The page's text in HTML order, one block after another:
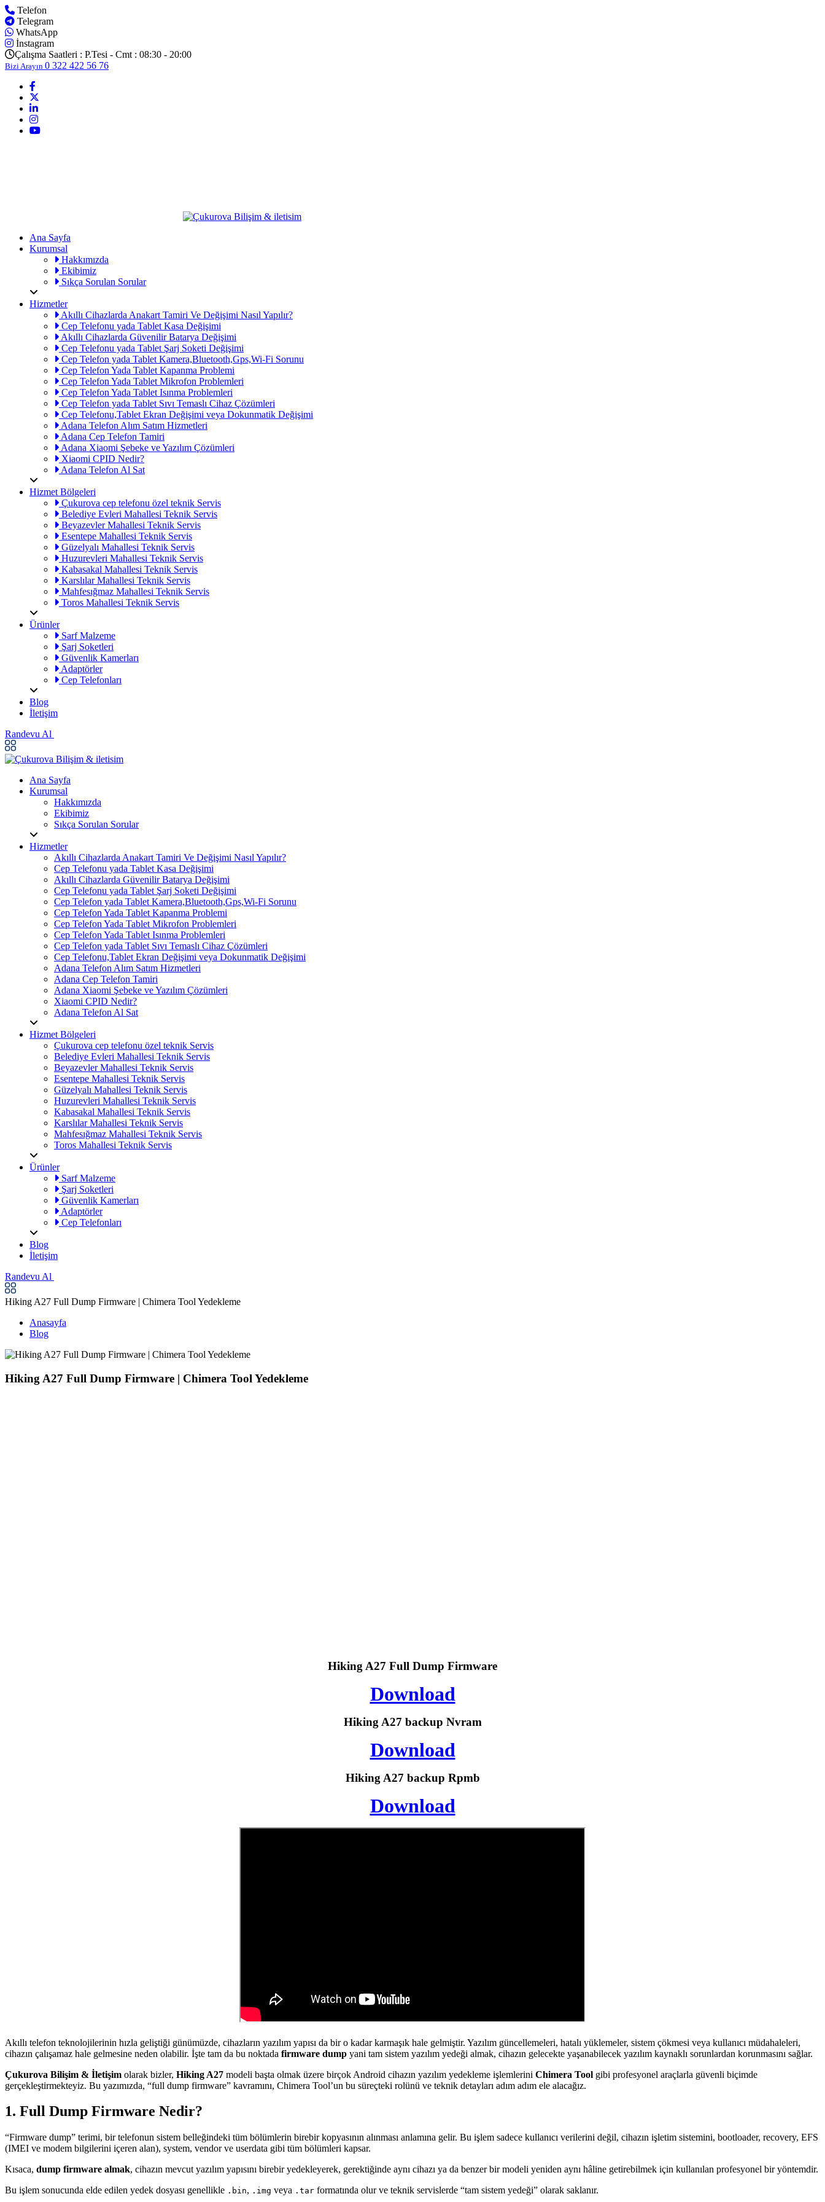
Telefon
Telegram
WhatsApp
İnstagram
Çalışma Saatleri : P.Tesi - Cmt : 08:30 - 20:00
Bizi Arayın 0 322 422 56 76
Ana Sayfa
Kurumsal
Hakkımızda
Ekibimiz
Sıkça Sorulan Sorular
Hizmetler
Akıllı Cihazlarda Anakart Tamiri Ve Değişimi Nasıl Yapılır?
Cep Telefonu yada Tablet Kasa Değişimi
Akıllı Cihazlarda Güvenilir Batarya Değişimi
Cep Telefonu yada Tablet Şarj Soketi Değişimi
Cep Telefon yada Tablet Kamera,Bluetooth,Gps,Wi-Fi Sorunu
Cep Telefon Yada Tablet Kapanma Problemi
Cep Telefon Yada Tablet Mikrofon Problemleri
Cep Telefon Yada Tablet Isınma Problemleri
Cep Telefon yada Tablet Sıvı Temaslı Cihaz Çözümleri
Cep Telefonu,Tablet Ekran Değişimi veya Dokunmatik Değişimi
Adana Telefon Alım Satım Hizmetleri
Adana Cep Telefon Tamiri
Adana Xiaomi Şebeke ve Yazılım Çözümleri
Xiaomi CPID Nedir?
Adana Telefon Al Sat
Hizmet Bölgeleri
Çukurova cep telefonu özel teknik Servis
Belediye Evleri Mahallesi Teknik Servis
Beyazevler Mahallesi Teknik Servis
Esentepe Mahallesi Teknik Servis
Güzelyalı Mahallesi Teknik Servis
Huzurevleri Mahallesi Teknik Servis
Kabasakal Mahallesi Teknik Servis
Karslılar Mahallesi Teknik Servis
Mahfesığmaz Mahallesi Teknik Servis
Toros Mahallesi Teknik Servis
Ürünler
Sarf Malzeme
Şarj Soketleri
Güvenlik Kamerları
Adaptörler
Cep Telefonları
Blog
İletişim
Randevu Al
Ana Sayfa
Kurumsal
Hakkımızda
Ekibimiz
Sıkça Sorulan Sorular
Hizmetler
Akıllı Cihazlarda Anakart Tamiri Ve Değişimi Nasıl Yapılır?
Cep Telefonu yada Tablet Kasa Değişimi
Akıllı Cihazlarda Güvenilir Batarya Değişimi
Cep Telefonu yada Tablet Şarj Soketi Değişimi
Cep Telefon yada Tablet Kamera,Bluetooth,Gps,Wi-Fi Sorunu
Cep Telefon Yada Tablet Kapanma Problemi
Cep Telefon Yada Tablet Mikrofon Problemleri
Cep Telefon Yada Tablet Isınma Problemleri
Cep Telefon yada Tablet Sıvı Temaslı Cihaz Çözümleri
Cep Telefonu,Tablet Ekran Değişimi veya Dokunmatik Değişimi
Adana Telefon Alım Satım Hizmetleri
Adana Cep Telefon Tamiri
Adana Xiaomi Şebeke ve Yazılım Çözümleri
Xiaomi CPID Nedir?
Adana Telefon Al Sat
Hizmet Bölgeleri
Çukurova cep telefonu özel teknik Servis
Belediye Evleri Mahallesi Teknik Servis
Beyazevler Mahallesi Teknik Servis
Esentepe Mahallesi Teknik Servis
Güzelyalı Mahallesi Teknik Servis
Huzurevleri Mahallesi Teknik Servis
Kabasakal Mahallesi Teknik Servis
Karslılar Mahallesi Teknik Servis
Mahfesığmaz Mahallesi Teknik Servis
Toros Mahallesi Teknik Servis
Ürünler
Sarf Malzeme
Şarj Soketleri
Güvenlik Kamerları
Adaptörler
Cep Telefonları
Blog
İletişim
Randevu Al
Hiking A27 Full Dump Firmware | Chimera Tool Yedekleme
Anasayfa
Blog
Hiking A27 Full Dump Firmware | Chimera Tool Yedekleme
Hiking A27 Full Dump Firmware
Download
Hiking A27 backup Nvram
Download
Hiking A27 backup Rpmb
Download
Akıllı telefon teknolojilerinin hızla geliştiği günümüzde, cihazların yazılım yapısı da bir o kadar karmaşık hale gelmiştir. Yazılım güncellemeleri, hatalı yüklemeler, sistem çökmesi veya kullanıcı müdahaleleri,
cihazın çalışamaz hale gelmesine neden olabilir. İşte tam da bu noktada firmware dump yani tam sistem yazılım yedeği almak, cihazın gelecekte yaşanabilecek yazılım kaynaklı sorunlardan korunmasını sağlar.
Çukurova Bilişim & İletişim olarak bizler, Hiking A27 modeli başta olmak üzere birçok Android cihazın yazılım yedekleme işlemlerini Chimera Tool gibi profesyonel araçlarla güvenli biçimde
gerçekleştirmekteyiz. Bu yazımızda, “full dump firmware” kavramını, Chimera Tool’un bu süreçteki rolünü ve teknik detayları adım adım ele alacağız.
1. Full Dump Firmware Nedir?
“Firmware dump” terimi, bir telefonun sistem belleğindeki tüm bölümlerin birebir kopyasının alınması anlamına gelir. Bu işlem sadece kullanıcı verilerini değil, cihazın işletim sistemini, bootloader, recovery, EFS
(IMEI ve modem bilgilerini içeren alan), system, vendor ve userdata gibi tüm bölümleri kapsar.
Kısaca, dump firmware almak, cihazın mevcut yazılım yapısını birebir yedekleyerek, gerektiğinde aynı cihazı ya da benzer bir modeli yeniden aynı hâline getirebilmek için kullanılan profesyonel bir yöntemdir.
Bu işlem sonucunda elde edilen yedek dosyası genellikle .bin, .img veya .tar formatında olur ve teknik servislerde “tam sistem yedeği” olarak saklanır.